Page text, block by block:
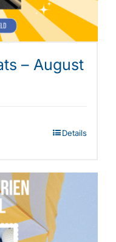
– August
Details